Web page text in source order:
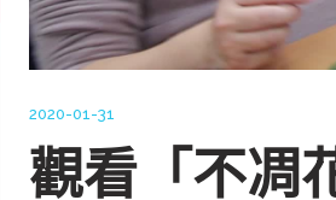
2020-01-31
觀看「不凋